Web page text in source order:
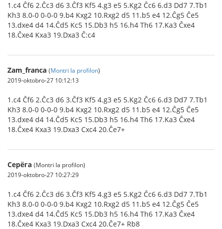
1.c4 Ĉf6 2.Ĉc3 d6 3.Ĉf3 Kf5 4.g3 e5 5.Kg2 Ĉc6 6.d3 Dd7 7.Tb1
Kh3 8.0-0 0-0-0 9.b4 Kxg2 10.Rxg2 d5 11.b5 e4 12.Ĉg5 Ĉe5
13.dxe4 d4 14.Ĉd5 Kc5 15.Db3 h5 16.h4 Th6 17.Ka3 Ĉxe4
18.Ĉxe4 Kxa3 19.Dxa3 Ĉ:c4
Zam_franca (Montri la profilon)
2019-oktobro-27 10:12:13
1.c4 Ĉf6 2.Ĉc3 d6 3.Ĉf3 Kf5 4.g3 e5 5.Kg2 Ĉc6 6.d3 Dd7 7.Tb1
Kh3 8.0-0 0-0-0 9.b4 Kxg2 10.Rxg2 d5 11.b5 e4 12.Ĉg5 Ĉe5
13.dxe4 d4 14.Ĉd5 Kc5 15.Db3 h5 16.h4 Th6 17.Ka3 Ĉxe4
18.Ĉxe4 Kxa3 19.Dxa3 Cxc4 20.Ĉe7+
Серёга (Montri la profilon)
2019-oktobro-27 10:27:29
1.c4 Ĉf6 2.Ĉc3 d6 3.Ĉf3 Kf5 4.g3 e5 5.Kg2 Ĉc6 6.d3 Dd7 7.Tb1
Kh3 8.0-0 0-0-0 9.b4 Kxg2 10.Rxg2 d5 11.b5 e4 12.Ĉg5 Ĉe5
13.dxe4 d4 14.Ĉd5 Kc5 15.Db3 h5 16.h4 Th6 17.Ka3 Ĉxe4
18.Ĉxe4 Kxa3 19.Dxa3 Cxc4 20.Ĉe7+ Rb8